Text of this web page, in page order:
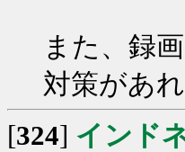
また、録
対策があ
[324] インド